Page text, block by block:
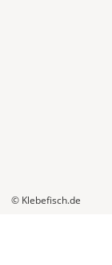
© Klebefisch.de